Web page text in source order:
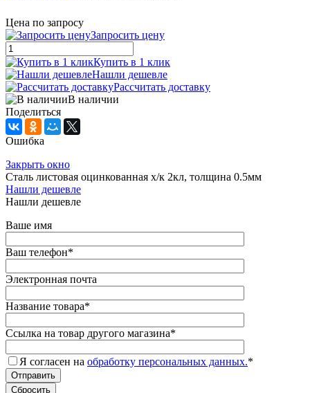
Цена по запросу
Запросить цену
Купить в 1 клик
Нашли дешевле
Рассчитать доставку
В наличии
Поделиться
Ошибка
Закрыть окно
Сталь листовая оцинкованная х/к 2кл, толщина 0.5мм
Нашли дешевле
Нашли дешевле
Ваше имя
Ваш телефон*
Электронная почта
Название товара*
Ссылка на товар другого магазина*
Я согласен на обработку персональных данных.*